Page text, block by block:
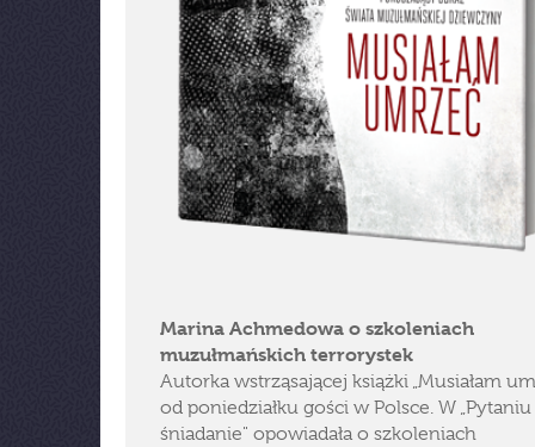
Marina Achmedowa o szkoleniach
muzułmańskich terrorystek
Autorka wstrząsającej książki „Musiałam
od poniedziałku gości w Polsce. W
śniadanie" opowiadała o szkoleniach